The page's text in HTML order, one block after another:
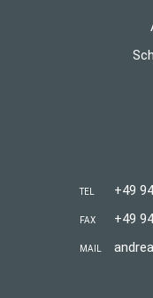
TEL +49
FAX +49
MAIL